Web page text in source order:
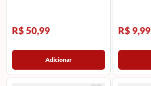
R$ 50,99
Adicionar
R$ 9,99